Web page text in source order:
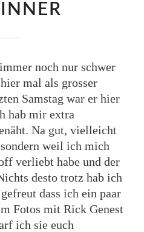
noch nur schwer
mal als grosser
Samstag war er hier
hab mir extra
Na gut, vielleicht
weil ich mich
verliebt habe und der
desto trotz hab ich
dass ich ein paar
Fotos mit Rick Genest
ich sie euch